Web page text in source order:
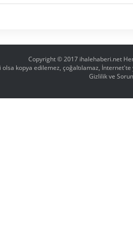
Copyright © 2017 ihalehaberi.net
olsa kopya edilemez, çoğaltılamaz, İnternet'te
Gizlilik ve